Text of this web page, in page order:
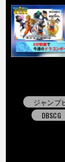
ジャンプ
DBSCG